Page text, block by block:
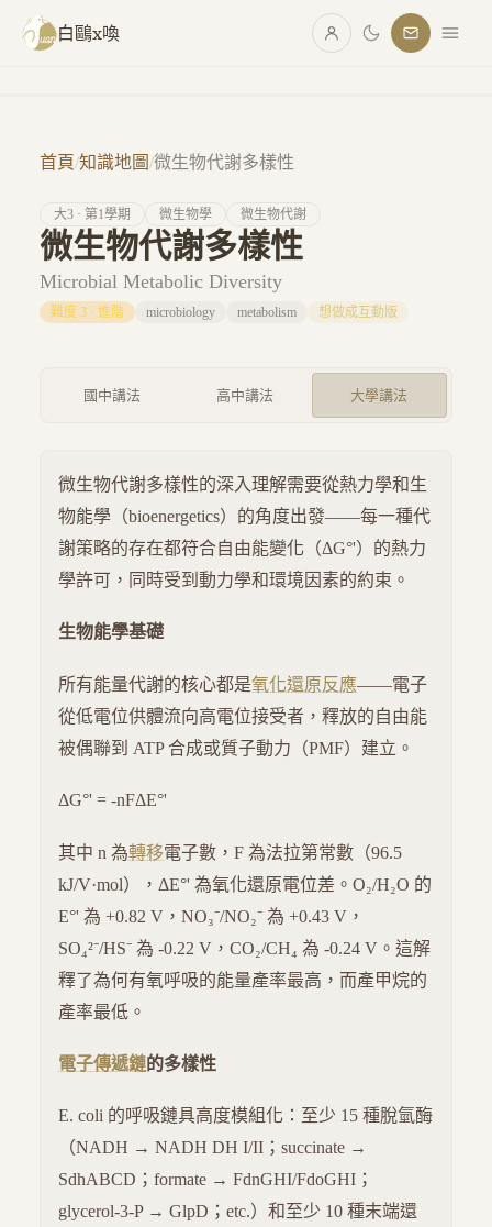
跳至主要內容
白鷗x喚
首頁/知識地圖/微生物代謝多樣性
大3 · 第1學期 微生物學 微生物代謝
微生物代謝多樣性
Microbial Metabolic Diversity
難度 3 · 進階 microbiology metabolism 想做成互動版
國中講法 高中講法 大學講法
微生物代謝多樣性的深入理解需要從熱力學和生
物能學（bioenergetics）的角度出發——每一種代
謝策略的存在都符合自由能變化（ΔG°'）的熱力
學許可，同時受到動力學和環境因素的約束。
生物能學基礎
所有能量代謝的核心都是氧化還原反應——電子
從低電位供體流向高電位接受者，釋放的自由能
被偶聯到 ATP 合成或質子動力（PMF）建立。
ΔG°' = -nFΔE°'
其中 n 為轉移電子數，F 為法拉第常數（96.5
kJ/V·mol），ΔE°' 為氧化還原電位差。O₂/H₂O 的
E°' 為 +0.82 V，NO₃⁻/NO₂⁻ 為 +0.43 V，
SO₄²⁻/HS⁻ 為 -0.22 V，CO₂/CH₄ 為 -0.24 V。這解
釋了為何有氧呼吸的能量產率最高，而產甲烷的
產率最低。
電子傳遞鏈的多樣性
E. coli 的呼吸鏈具高度模組化：至少 15 種脫氫酶
（NADH → NADH DH I/II；succinate →
SdhABCD；formate → FdnGHI/FdoGHI；
glycerol-3-P → GlpD；etc.）和至少 10 種末端還